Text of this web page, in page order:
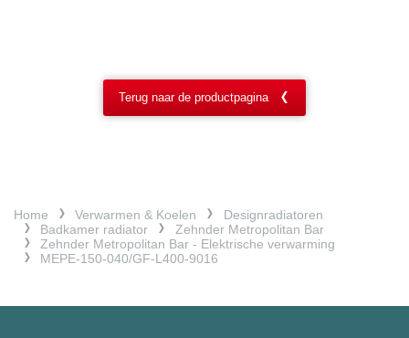
Terug naar de productpagina
Home Verwarmen & Koelen
Designradiatoren
Badkamer radiator
Zehnder Metropolitan Bar
Zehnder Metropolitan Bar - Elektrische verwarming
MEPE-150-040/GF-L400-9016